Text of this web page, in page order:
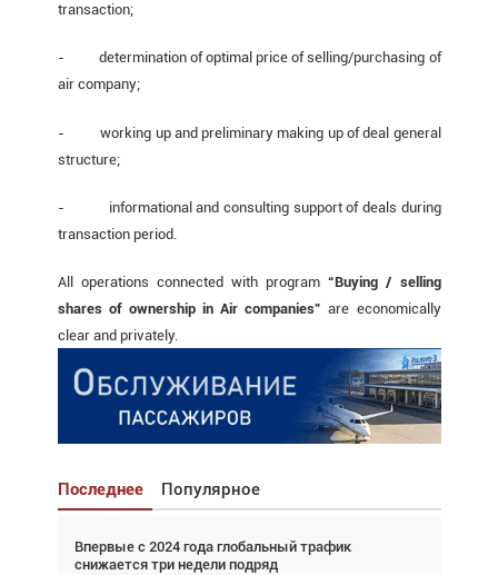
transaction;
-
determination of optimal price of selling/purchasing of
air company;
-
working up and preliminary making up of deal general
structure;
-
informational and consulting support of deals during
transaction period.
All operations connected with program“Buying / selling
shares of ownership in Air companies”are economically
clear and privately.
Последнее Популярное
Впервые с 2024 года глобальный трафик
снижается три недели подряд
Взгляд с высоты: тандем вертолётов и БПЛА в
спасательных операциях